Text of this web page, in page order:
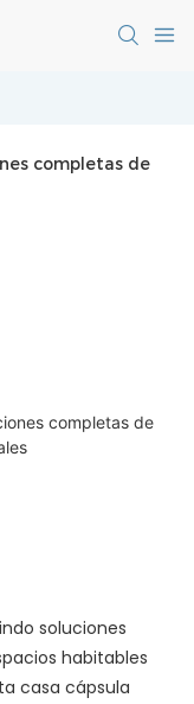
completas de
soluciones
habitables
casa cápsula